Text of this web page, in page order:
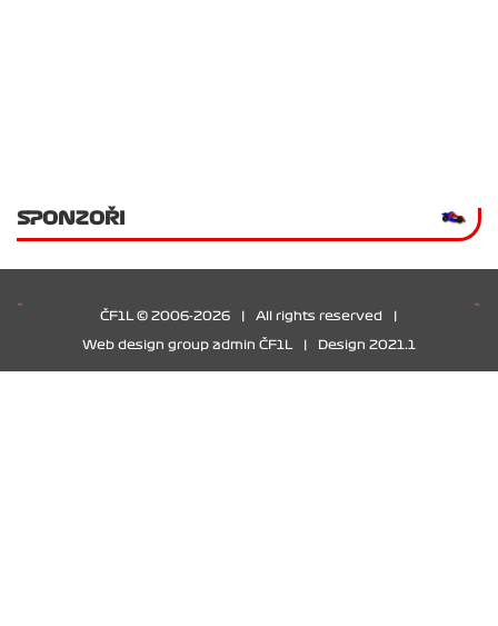
SPONZOŘI
ČF1L © 2006-2026 All rights reserved
Web design group admin ČF1L Design 2021.1